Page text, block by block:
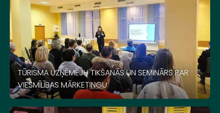
TŪRISMA UZŅĒMĒJU TIKŠANĀS UN SEMINĀRS PAR
VIESMĪLĪBAS MĀRKETINGU